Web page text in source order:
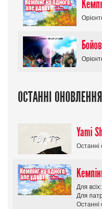
ОСТАННІ ОНОВЛЕННЯ
Yami
Для
Для